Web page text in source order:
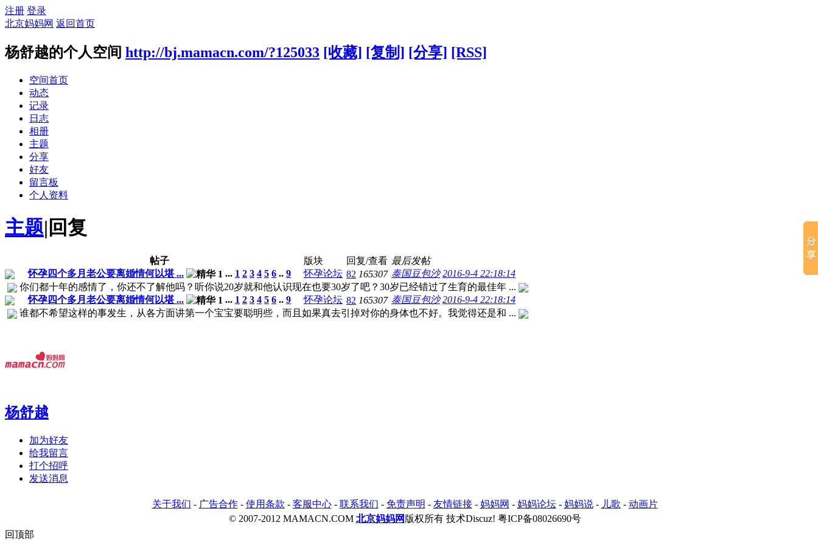
注册 登录
北京妈妈网 返回首页
杨舒越的个人空间 http://bj.mamacn.com/?125033 [收藏] [复制] [分享] [RSS]
空间首页
动态
记录
日志
相册
主题
分享
好友
留言板
个人资料
主题| 回复
帖子 版块 回复/查看 最后发帖
怀孕四个多月老公要离婚情何以堪 ...
... 1 2 3 4 5 6 .. 9 怀孕论坛 82 165307 泰国豆包沙 2016-9-4 22:18:14
你们都十年的感情了，你还不了解他吗？听你说20岁就和他认识现在也要30岁了吧？30岁已经错过了生育的最佳年 ...
怀孕四个多月老公要离婚情何以堪 ...
... 1 2 3 4 5 6 .. 9 怀孕论坛 82 165307 泰国豆包沙 2016-9-4 22:18:14
谁都不希望这样的事发生，从各方面讲第一个宝宝要聪明些，而且如果真去引掉对你的身体也不好。我觉得还是和 ...
杨舒越
加为好友
给我留言
打个招呼
发送消息
关于我们 - 广告合作- 使用条款 - 客服中心- 联系我们 - 免责声明 - 友情链接- 妈妈网 - 妈妈论坛- 妈妈说- 儿歌 - 动画片
© 2007-2012 MAMACN.COM 北京妈妈网版权所有 技术Discuz! 粤ICP备08026690号
回顶部